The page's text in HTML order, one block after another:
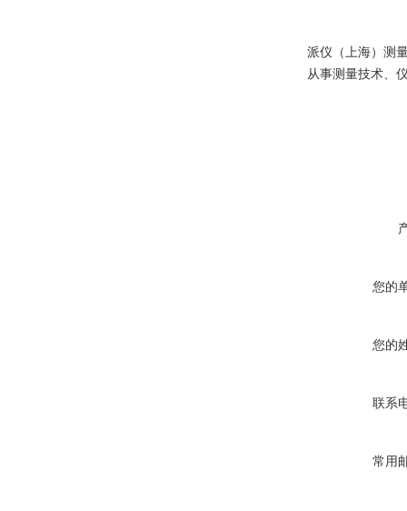
派仪（上海）测
从事测量技术、
您的
您的
联系
常用